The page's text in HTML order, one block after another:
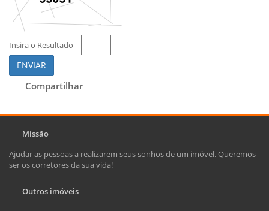
Insira o Resultado
ENVIAR
Compartilhar
Missão
Ajudar as pessoas a realizarem seus sonhos de um imóvel. Queremos
ser os corretores da sua vida!
Outros imóveis